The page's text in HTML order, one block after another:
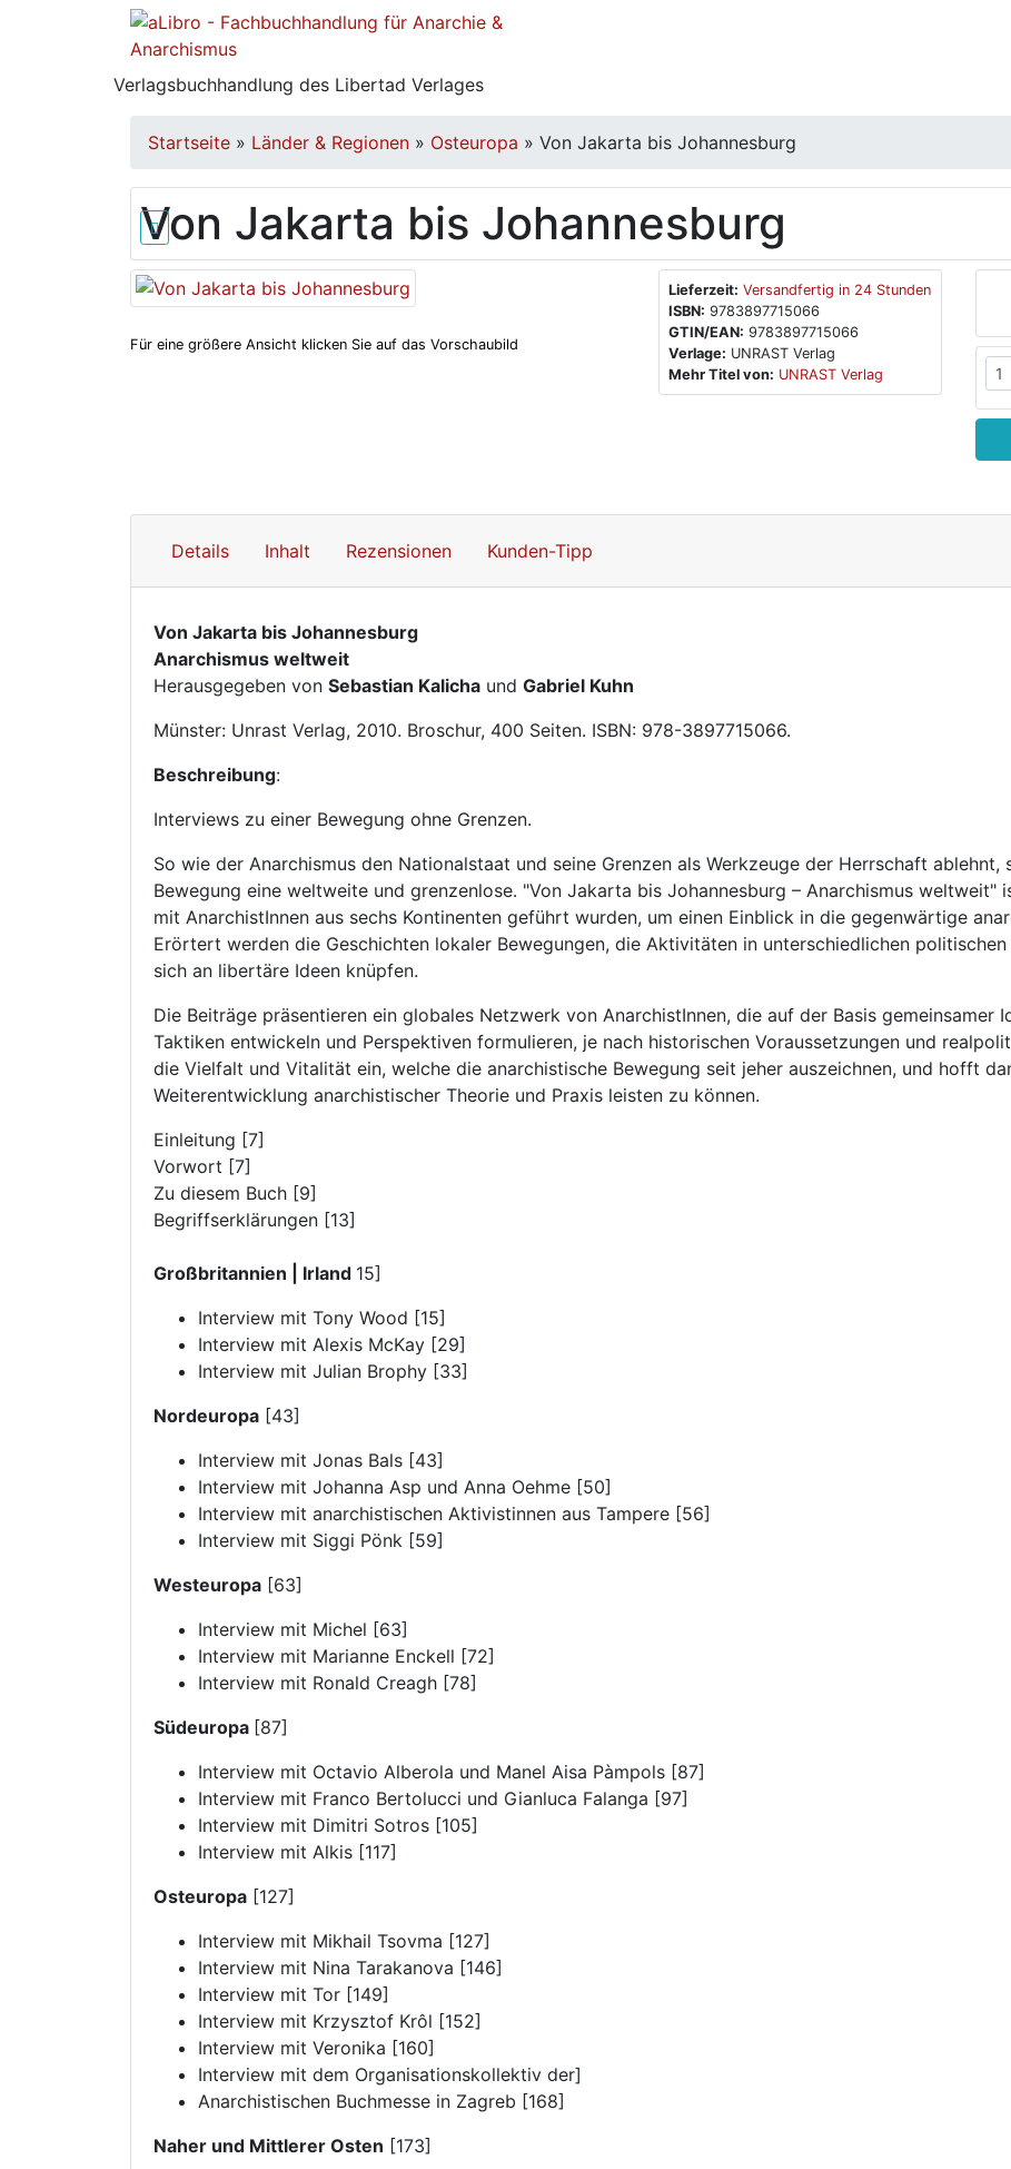
Verlagsbuchhandlung des Libertad Verlages
Startseite » Länder & Regionen » Osteuropa » Von Jakarta bis Johannesburg
Von Jakarta bis Johannesburg
Für eine größere Ansicht klicken Sie auf das Vorschaubild
Lieferzeit: Versandfertig in 24 Stunden
ISBN: 9783897715066
GTIN/EAN: 9783897715066
Verlage: UNRAST Verlag
Mehr Titel von: UNRAST Verlag
Details Inhalt Rezensionen Kunden-Tipp
Von Jakarta bis Johannesburg
Anarchismus weltweit
Herausgegeben von Sebastian Kalicha und Gabriel Kuhn
Münster: Unrast Verlag, 2010. Broschur, 400 Seiten. ISBN: 978-3897715066.
Beschreibung:
Interviews zu einer Bewegung ohne Grenzen.
So wie der Anarchismus den Nationalstaat und seine Grenzen als Werkzeuge der Herrschaft
Bewegung eine weltweite und grenzenlose. "Von Jakarta bis Johannesburg – Anarchismus weltweit"
mit AnarchistInnen aus sechs Kontinenten geführt wurden, um einen Einblick in die gegenwärtige
Erörtert werden die Geschichten lokaler Bewegungen, die Aktivitäten in unterschiedlichen
sich an libertäre Ideen knüpfen.
Die Beiträge präsentieren ein globales Netzwerk von AnarchistInnen, die auf der Basis gemeinsamer
Taktiken entwickeln und Perspektiven formulieren, je nach historischen Voraussetzungen und
die Vielfalt und Vitalität ein, welche die anarchistische Bewegung seit jeher auszeichnen, und hofft
Weiterentwicklung anarchistischer Theorie und Praxis leisten zu können.
Einleitung [7]
Vorwort [7]
Zu diesem Buch [9]
Begriffserklärungen [13]
Großbritannien | Irland 15]
Interview mit Tony Wood [15]
Interview mit Alexis McKay [29]
Interview mit Julian Brophy [33]
Nordeuropa [43]
Interview mit Jonas Bals [43]
Interview mit Johanna Asp und Anna Oehme [50]
Interview mit anarchistischen Aktivistinnen aus Tampere [56]
Interview mit Siggi Pönk [59]
Westeuropa [63]
Interview mit Michel [63]
Interview mit Marianne Enckell [72]
Interview mit Ronald Creagh [78]
Südeuropa [87]
Interview mit Octavio Alberola und Manel Aisa Pàmpols [87]
Interview mit Franco Bertolucci und Gianluca Falanga [97]
Interview mit Dimitri Sotros [105]
Interview mit Alkis [117]
Osteuropa [127]
Interview mit Mikhail Tsovma [127]
Interview mit Nina Tarakanova [146]
Interview mit Tor [149]
Interview mit Krzysztof Krôl [152]
Interview mit Veronika [160]
Interview mit dem Organisationskollektiv der]
Anarchistischen Buchmesse in Zagreb [168]
Naher und Mittlerer Osten [173]